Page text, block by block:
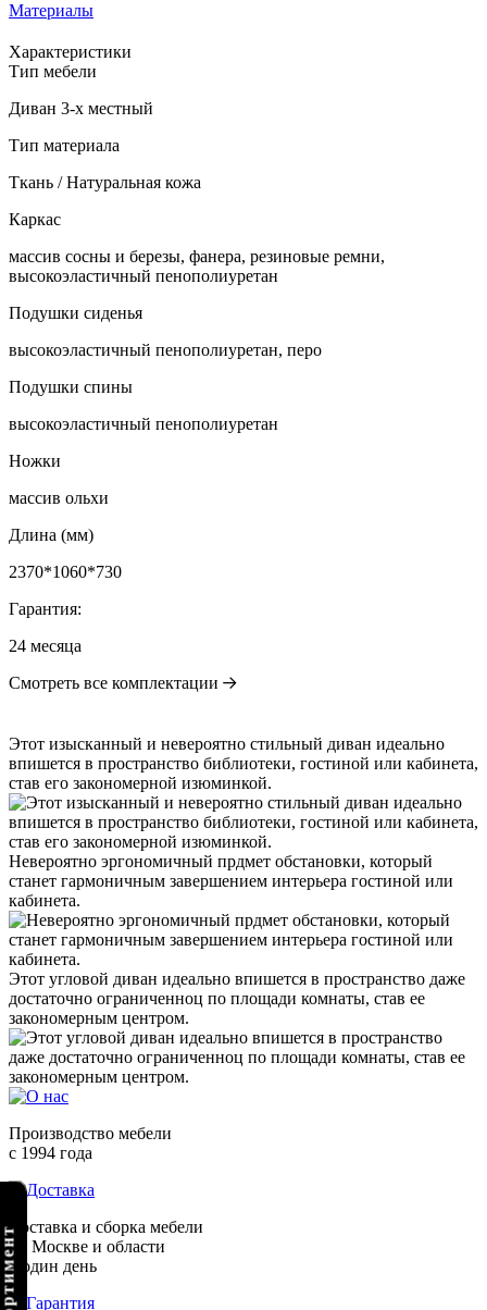
Материалы
Характеристики
Тип мебели
Диван 3-х местный
Тип материала
Ткань / Натуральная кожа
Каркас
массив сосны и березы, фанера, резиновые ремни,
высокоэластичный пенополиуретан
Подушки сиденья
высокоэластичный пенополиуретан, перо
Подушки спины
высокоэластичный пенополиуретан
Ножки
массив ольхи
Длина (мм)
2370*1060*730
Гарантия:
24 месяца
Смотреть все комплектации
Этот изысканный и невероятно стильный диван идеально
впишется в пространство библиотеки, гостиной или кабинета,
став его закономерной изюминкой.
Невероятно эргономичный прдмет обстановки, который
станет гармоничным завершением интерьера гостиной или
кабинета.
Этот угловой диван идеально впишется в пространство даже
достаточно ограниченноц по площади комнаты, став ее
закономерным центром.
Производство мебели
с 1994 года
Доставка и сборка мебели
по Москве и области
в один день